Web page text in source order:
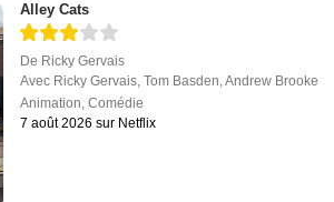
Alley Cats
De Ricky Gervais
Avec Ricky Gervais,Tom Basden,Andrew Brooke
Animation,Comédie
7 août 2026 sur Netflix